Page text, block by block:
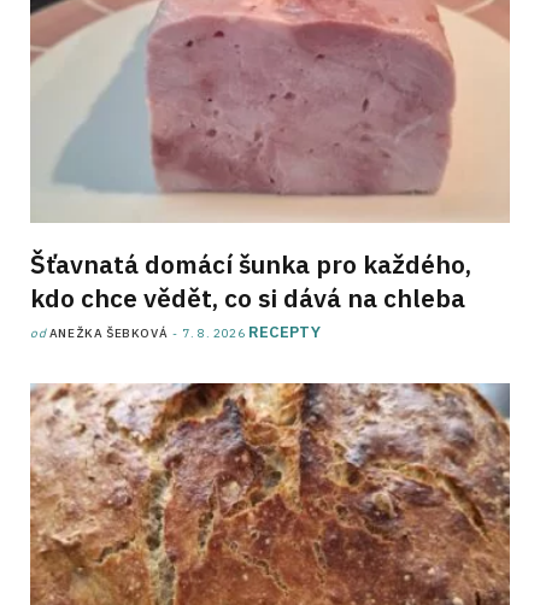
Šťavnatá domácí šunka pro každého,
kdo chce vědět, co si dává na chleba
odANEŽKA ŠEBKOVÁ 7. 8. 2026 RECEPTY